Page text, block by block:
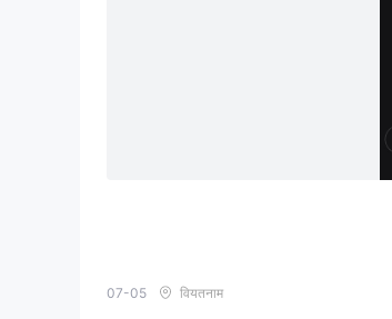
07-05 वियतनाम